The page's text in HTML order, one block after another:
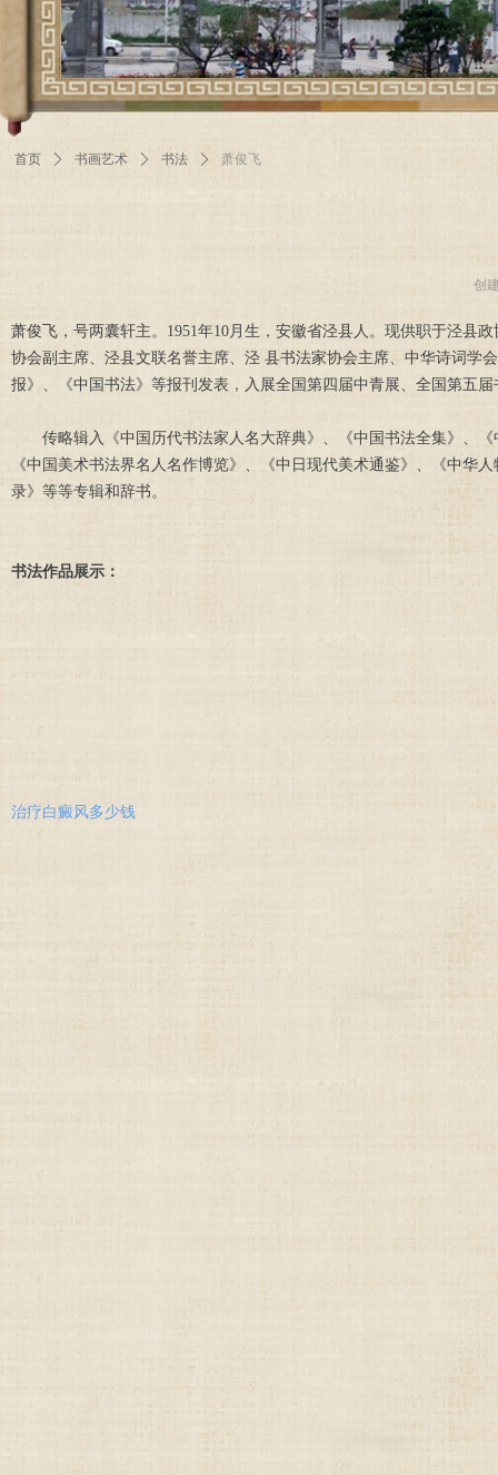
萧俊飞，号两囊轩主。1951年10月生，安徽省泾县人。现供职于泾县
协会副主席、泾县文联名誉主席、泾 县书法家协会主席、中华诗词学
报》、《中国书法》等报刊发表，入展全国第四届中青展、全国第五
传略辑入《中国历代书法家人名大辞典》、《中国书法全集》、《
《中国美术书法界名人名作博览》、《中日现代美术通鉴》、《中华
录》等等专辑和辞书。
书法作品展示：
治疗白癜风多少钱
创
首页 ꄲ 书画艺术 ꄲ 书法 ꄲ 萧俊飞